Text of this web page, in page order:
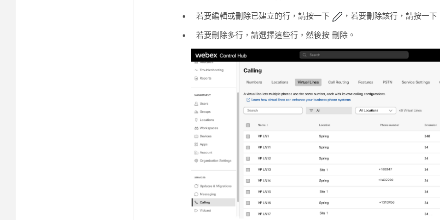
若要編輯或刪除已建立的行，請按一下
，若要刪除該行，請按一下
若要刪除多行，請選擇這些行，然後按 刪除 。